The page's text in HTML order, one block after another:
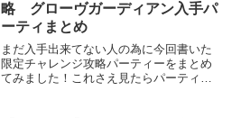
略 グローヴガーディアン入手パ
ーティまとめ
まだ入手出来てない人の為に今回書いた
限定チャレンジ攻略パーティーをまとめ
てみました！これさえ見たらパーティー